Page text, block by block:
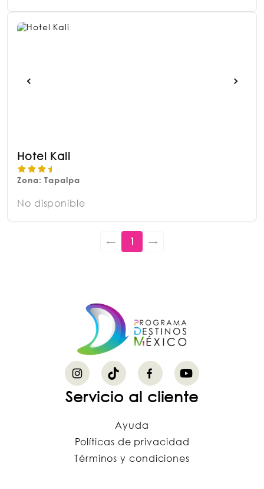
Hotel Kali
Zona: Tapalpa
No disponible
← 1 →
Servicio al cliente
Ayuda
Políticas de privacidad
Términos y condiciones